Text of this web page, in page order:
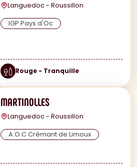
Languedoc - Roussillon
IGP Pays d'Oc
Rouge - Tranquille
MARTINOLLES
Languedoc - Roussillon
A.O.C Crémant de Limoux